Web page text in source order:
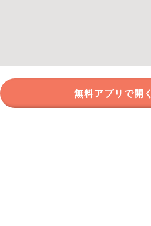
無料アプリで開く